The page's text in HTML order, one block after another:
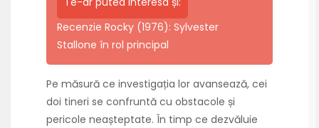
Recenzie Rocky (1976): Sylvester
Stallone în rol principal
Pe măsură ce investigația lor avansează, cei
doi tineri se confruntă cu obstacole și
pericole neașteptate. În timp ce dezvăluie